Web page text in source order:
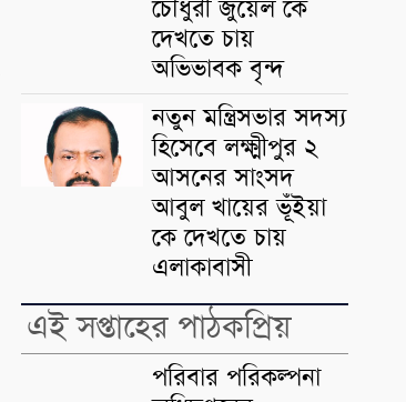
চৌধুরী জুয়েল কে
দেখতে চায়
অভিভাবক বৃন্দ
নতুন মন্ত্রিসভার সদস্য
হিসেবে লক্ষ্মীপুর ২
আসনের সাংসদ
আবুল খায়ের ভূঁইয়া
কে দেখতে চায়
এলাকাবাসী
এই সপ্তাহের পাঠকপ্রিয়
পরিবার পরিকল্পনা